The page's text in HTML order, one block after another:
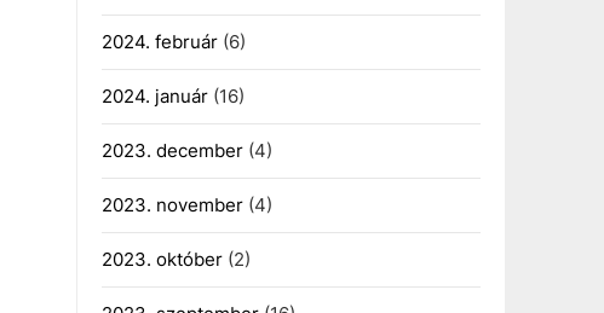
2024. február(6)
2024. január(16)
2023. december(4)
2023. november(4)
2023. október(2)